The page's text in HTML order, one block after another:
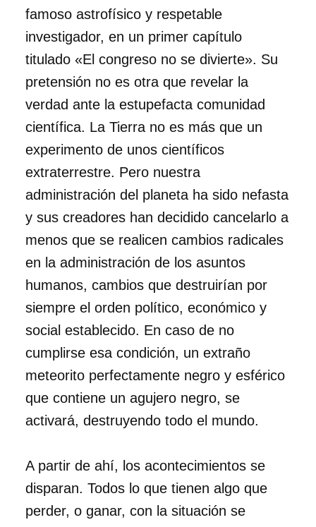
famoso astrofísico y respetable
investigador, en un primer capítulo
titulado «El congreso no se divierte». Su
pretensión no es otra que revelar la
verdad ante la estupefacta comunidad
científica. La Tierra no es más que un
experimento de unos científicos
extraterrestre. Pero nuestra
administración del planeta ha sido nefasta
y sus creadores han decidido cancelarlo a
menos que se realicen cambios radicales
en la administración de los asuntos
humanos, cambios que destruirían por
siempre el orden político, económico y
social establecido. En caso de no
cumplirse esa condición, un extraño
meteorito perfectamente negro y esférico
que contiene un agujero negro, se
activará, destruyendo todo el mundo.
A partir de ahí, los acontecimientos se
disparan. Todos lo que tienen algo que
perder, o ganar, con la situación se